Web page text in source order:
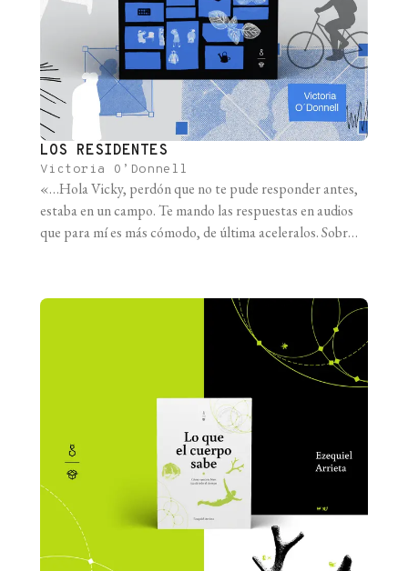
LOS RESIDENTES
Victoria O’Donnell
«…Hola Vicky, perdón que no te pude responder antes,
estaba en un campo. Te mando las respuestas en audios
que para mí es más cómodo, de última aceleralos. Sobre lo
como, especialmente, en el hospital psiquiátrico. Es [...]